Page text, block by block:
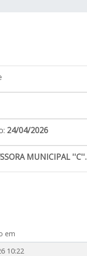
24/04/2026
MUNICIPAL ''C''.
em
10:22